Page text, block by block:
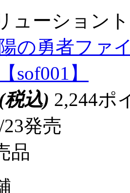
ューション
の勇者ファ
sof001】
(税込) 2,244ポ
23発売
品